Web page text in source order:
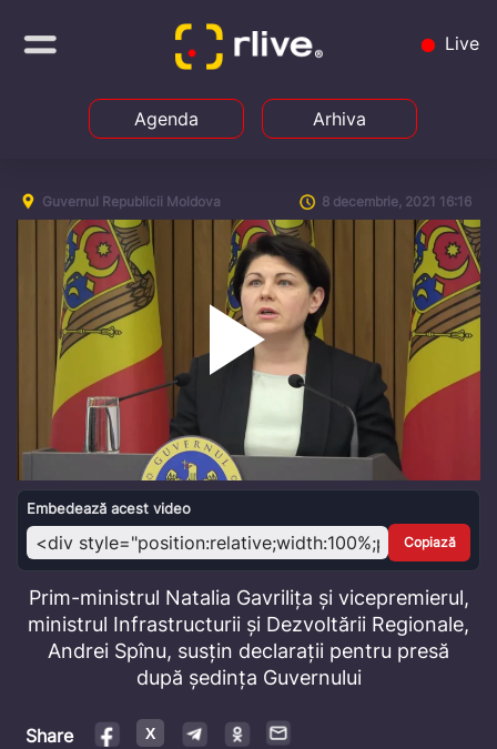
Live
Agenda Arhiva
Guvernul Republicii Moldova 8 decembrie, 2021 16:16
Play
Video
Embedează acest video
Copiază
Prim-ministrul Natalia Gavrilița și vicepremierul,
ministrul Infrastructurii și Dezvoltării Regionale,
Andrei Spînu, susțin declarații pentru presă
după ședința Guvernului
Share